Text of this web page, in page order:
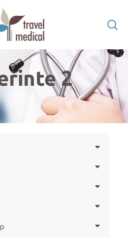
2